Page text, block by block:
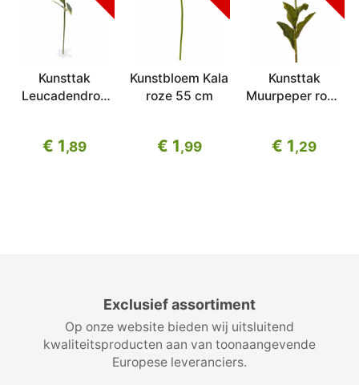
Exclusief assortiment
Op onze website bieden wij uitsluitend
kwaliteitsproducten aan van toonaangevende
Europese leveranciers.
Kunsttak
Leucadendron
€ 1,89
Kunstbloem Kala
roze 55 cm
€ 1,99
Kunsttak
Muurpeper rood
€ 1,29